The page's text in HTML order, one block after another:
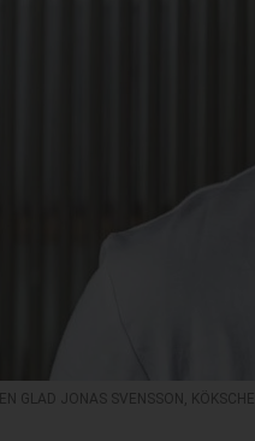
EN GLAD JONAS SVENSSON,